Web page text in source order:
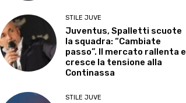
STILE JUVE
Juventus, Spalletti scuote
la squadra: “Cambiate
passo”. Il mercato rallenta e
cresce la tensione alla
Continassa
STILE JUVE